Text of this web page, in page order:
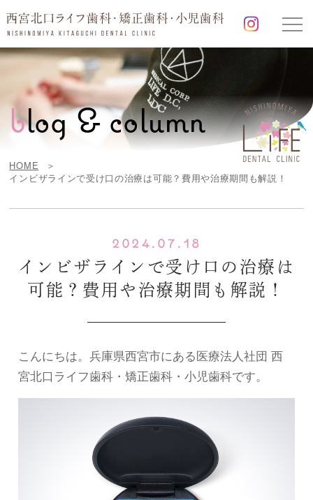
blog & column
HOME
インビザラインで受け口の治療は可能？費用や治療期間も解説！
2024.07.18
インビザラインで受け口の治療は
可能？費用や治療期間も解説！
こんにちは。兵庫県西宮市にある医療法人社団 西
宮北口ライフ歯科・矯正歯科・小児歯科です。